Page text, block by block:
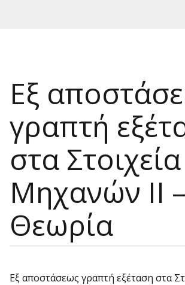
Εξ
γραπτή
στα Στοιχεία
Μηχανών ΙΙ –
Θεωρία
Εξ αποστάσεως γραπτή εξέταση στα